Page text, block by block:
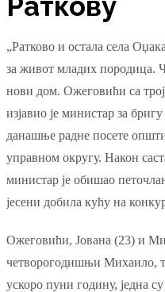
„Ратково и остала села
за живот младих породица.
нови дом. Ожеговићи са
изјавио је министар за
данашње радне посете
управном округу. Након
министар је обишао
јесени добила кућу на
Ожеговићи, Јована (23) и
четворогодишњи Михаило,
ускоро пуни годину, једна